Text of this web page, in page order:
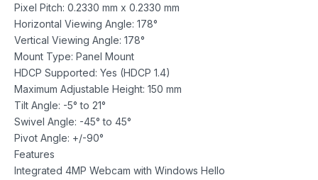
Pixel Pitch: 0.2330 mm x 0.2330 mm
Horizontal Viewing Angle: 178°
Vertical Viewing Angle: 178°
Mount Type: Panel Mount
HDCP Supported: Yes (HDCP 1.4)
Maximum Adjustable Height: 150 mm
Tilt Angle: -5° to 21°
Swivel Angle: -45° to 45°
Pivot Angle: +/-90°
Features
Integrated 4MP Webcam with Windows Hello